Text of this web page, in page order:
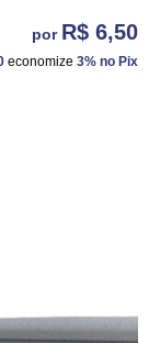
por R$ 6,50
economize 3% no Pix